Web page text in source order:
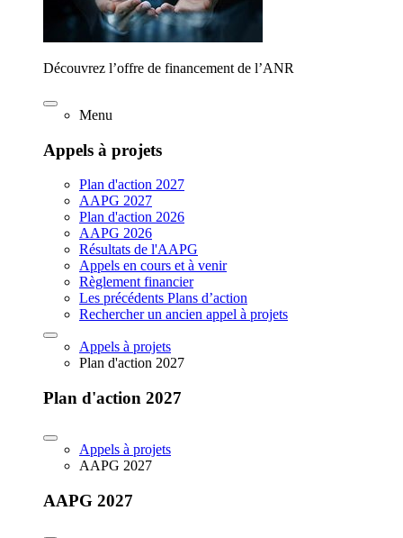
Découvrez l’offre de financement de l’ANR
Menu
Appels à projets
Plan d'action 2027
AAPG 2027
Plan d'action 2026
AAPG 2026
Résultats de l'AAPG
Appels en cours et à venir
Règlement financier
Les précédents Plans d’action
Rechercher un ancien appel à projets
Appels à projets
Plan d'action 2027
Plan d'action 2027
Appels à projets
AAPG 2027
AAPG 2027